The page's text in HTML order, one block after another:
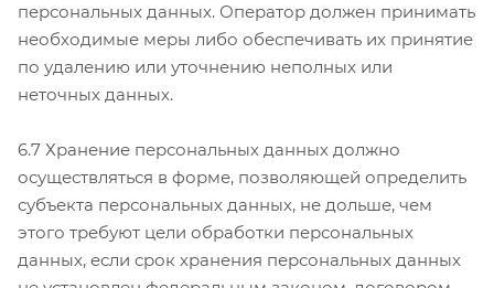
персональных данных. Оператор должен принимать
необходимые меры либо обеспечивать их принятие
по удалению или уточнению неполных или
неточных данных.
6.7 Хранение персональных данных должно
осуществляться в форме, позволяющей определить
субъекта персональных данных, не дольше, чем
этого требуют цели обработки персональных
данных, если срок хранения персональных данных